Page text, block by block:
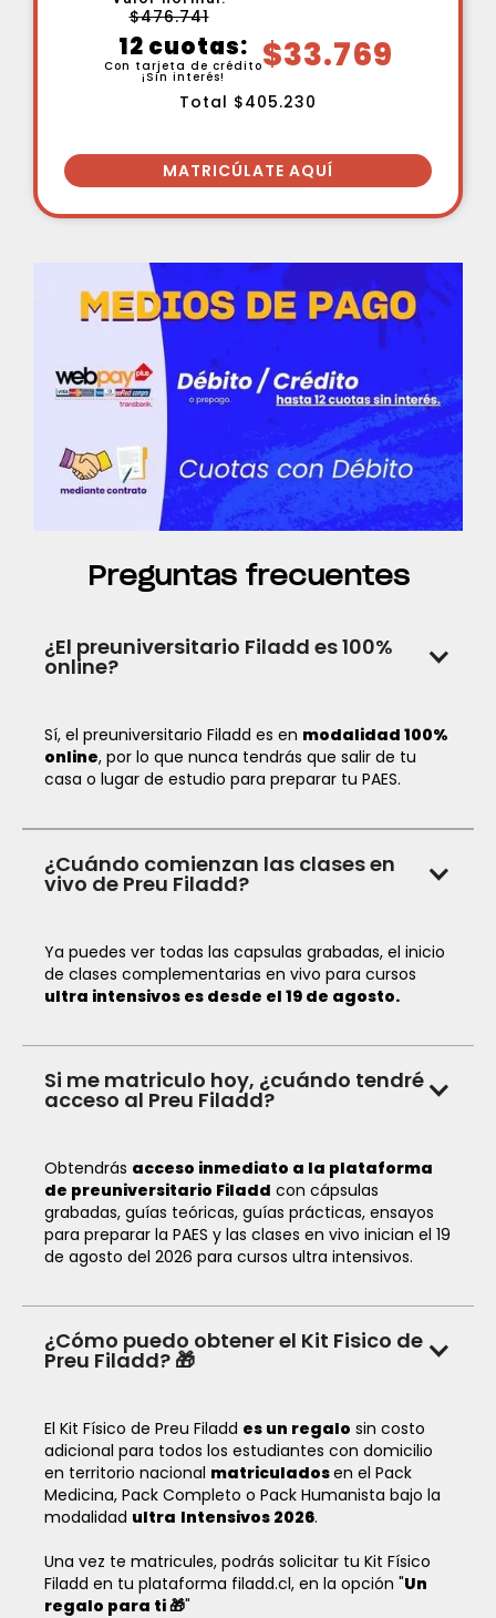
$476.741
12 cuotas:
Con tarjeta de crédito
¡Sin interés!
$33.769
Total $405.230
MATRICÚLATE AQUÍ
Preguntas frecuentes
¿El preuniversitario Filadd es 100%
online?
Sí, el preuniversitario Filadd es en modalidad 100%
online, por lo que nunca tendrás que salir de tu
casa o lugar de estudio para preparar tu PAES.
¿Cuándo comienzan las clases en
vivo de Preu Filadd?
Ya puedes ver todas las capsulas grabadas, el inicio
de clases complementarias en vivo para cursos
ultra intensivos es desde el 19 de agosto.
Si me matriculo hoy, ¿cuándo tendré
acceso al Preu Filadd?
Obtendrás acceso inmediato a la plataforma
de preuniversitario Filadd con cápsulas
grabadas, guías teóricas, guías prácticas, ensayos
para preparar la PAES y las clases en vivo inician el 19
de agosto del 2026 para cursos ultra intensivos.
¿Cómo puedo obtener el Kit Fisico de
Preu Filadd? 🎁
El Kit Físico de Preu Filadd es un regalo sin costo
adicional para todos los estudiantes con domicilio
en territorio nacional matriculadosen el Pack
Medicina, Pack Completo o Pack Humanista bajo la
modalidad ultra Intensivos 2026.
Una vez te matricules, podrás solicitar tu Kit Físico
Filadd en tu plataforma filadd.cl, en la opción "Un
regalo para ti 🎁"